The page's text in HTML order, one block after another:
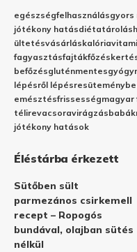
egészségfelhasználásgyors
jótékony hatásdiétatárolás
ültetésvásárláskalória
fagyasztásfajtákfőzés
befőzésgluténmentes
lépésről lépésresütemény
emésztésfrissességmagyar
télirevacsoravirágzás
jótékony hatások
Éléstárba érkezett
Sütőben sült
parmezános csirkemell
recept – Ropogós
bundával, olajban sütés
nélkül